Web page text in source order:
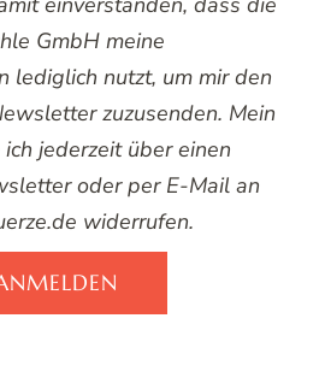
GmbH meine
lediglich nutzt, um mir den
zuzusenden. Mein
jederzeit über einen
oder per E-Mail an
widerrufen.